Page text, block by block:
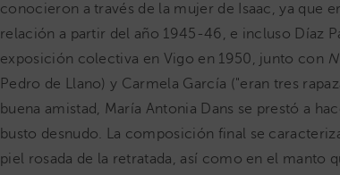
conocieron a través de la mujer de Isaac, ya que
relación a partir del año 1945-46, e incluso Díaz
exposición colectiva en Vigo en 1950, junto con
Pedro de Llano) y Carmela García ("eran tres
buena amistad, María Antonia Dans se prestó a
busto desnudo. La composición final se
piel rosada de la retratada, así como en el manto